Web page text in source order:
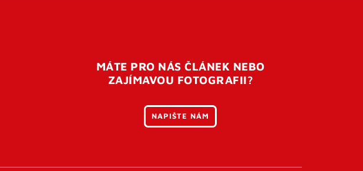
MÁTE PRO NÁS ČLÁNEK NEBO
ZAJÍMAVOU FOTOGRAFII?
NAPIŠTE NÁM